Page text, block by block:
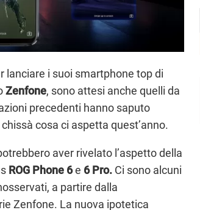
lanciare i suoi smartphone top di
Zenfone, sono attesi anche quelli da
precedenti hanno saputo
cosa ci aspetta quest’anno.
aver rivelato l’aspetto della
ROG Phone 6e 6 Pro. Ci sono alcuni
a partire dalla
Zenfone. La nuova ipotetica